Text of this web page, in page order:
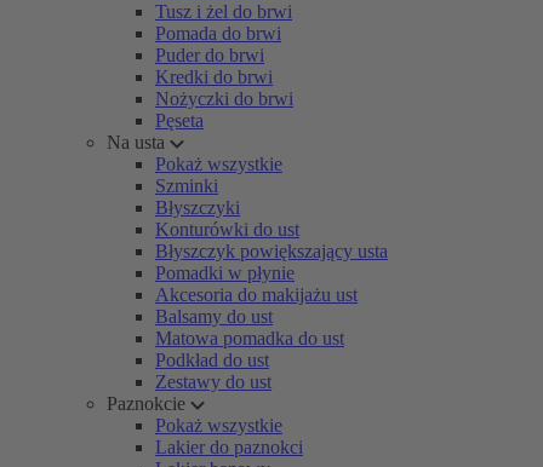
Tusz i żel do brwi
Pomada do brwi
Puder do brwi
Kredki do brwi
Nożyczki do brwi
Pęseta
Na usta
Pokaż wszystkie
Szminki
Błyszczyki
Konturówki do ust
Błyszczyk powiększający usta
Pomadki w płynie
Akcesoria do makijażu ust
Balsamy do ust
Matowa pomadka do ust
Podkład do ust
Zestawy do ust
Paznokcie
Pokaż wszystkie
Lakier do paznokci